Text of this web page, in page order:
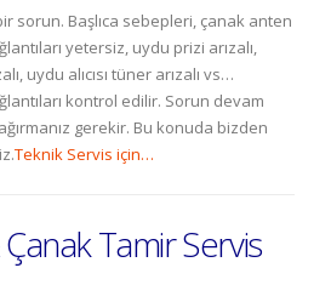
sorun. Başlıca sebepleri, çanak anten
yetersiz, uydu prizi arızalı,
uydu alıcısı tüner arızalı vs…
kontrol edilir. Sorun devam
gerekir. Bu konuda bizden
Teknik Servis için…
Tamir Servis